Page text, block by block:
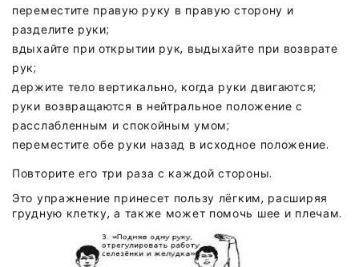
переместите правую руку в правую сторону и
разделите руки;
вдыхайте при открытии рук, выдыхайте при возврате
рук;
держите тело вертикально, когда руки двигаются;
руки возвращаются в нейтральное положение с
расслабленным и спокойным умом;
переместите обе руки назад в исходное положение.
Повторите его три раза с каждой стороны.
Это упражнение принесет пользу лёгким, расширяя
грудную клетку, а также может помочь шее и плечам.